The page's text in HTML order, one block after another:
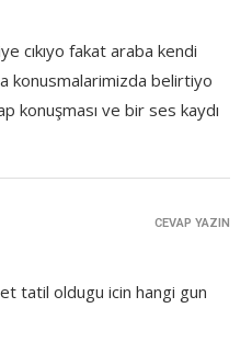
cıkıyo fakat araba kendi
konusmalarimizda belirtiyo
konuşması ve bir ses kaydı
tatil oldugu icin hangi gun
CEVAP YAZIN